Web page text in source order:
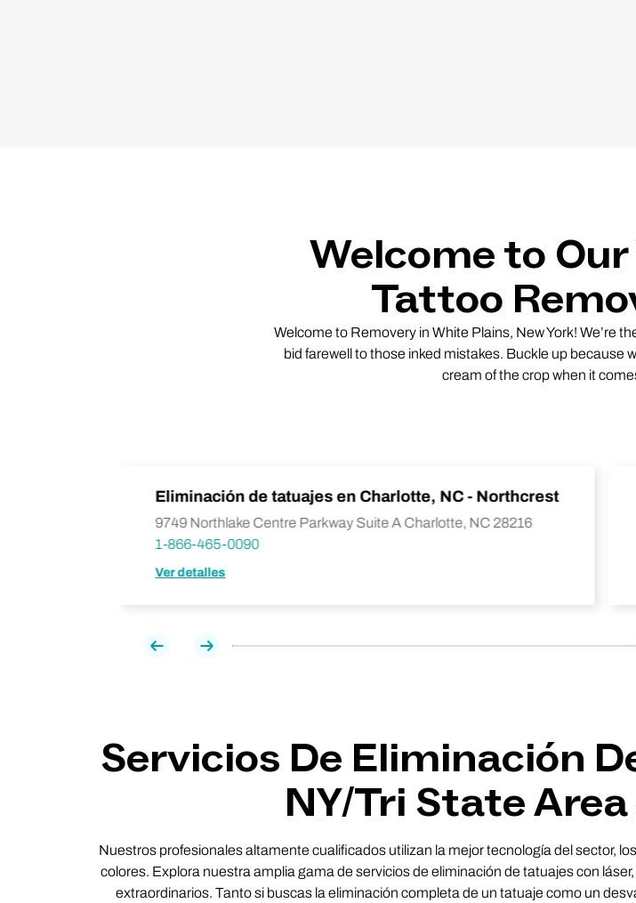
Welcome to
Tattoo
Welcome to Removery in White Plains, New York! We’re
bid farewell to those inked mistakes. Buckle up because
cream of the crop when it
Eliminación de tatuajes en Charlotte, NC - Northcrest
9749 Northlake Centre Parkway Suite A Charlotte, NC 28216
1-866-465-0090
Ver detalles
Previa Próxima
Servicios De Eliminación
NY/Tri State
Nuestros profesionales altamente cualificados utilizan la mejor tecnología del sector,
colores. Explora nuestra amplia gama de servicios de eliminación de tatuajes con
extraordinarios. Tanto si buscas la eliminación completa de un tatuaje como un